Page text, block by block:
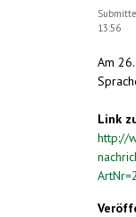
13:56
Am
Link
http://